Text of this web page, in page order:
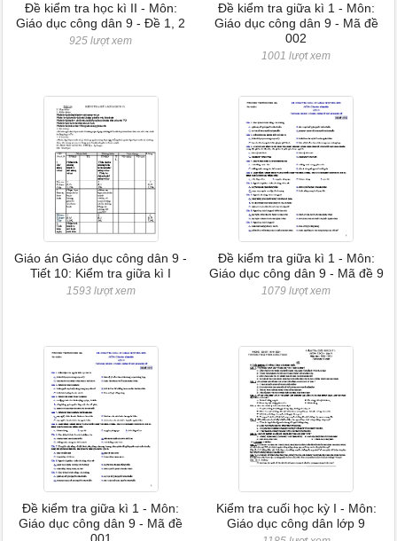
Đề kiểm tra học kì II - Môn:
Giáo dục công dân 9 - Đề 1, 2
925 lượt xem
Đề kiểm tra giữa kì 1 - Môn:
Giáo dục công dân 9 - Mã đề
002
1001 lượt xem
Giáo án Giáo dục công dân 9 -
Tiết 10: Kiểm tra giữa kì I
1593 lượt xem
Đề kiểm tra giữa kì 1 - Môn:
Giáo dục công dân 9 - Mã đề 9
1079 lượt xem
Đề kiểm tra giữa kì 1 - Môn:
Giáo dục công dân 9 - Mã đề
Kiểm tra cuối học kỳ I - Môn:
Giáo dục công dân lớp 9